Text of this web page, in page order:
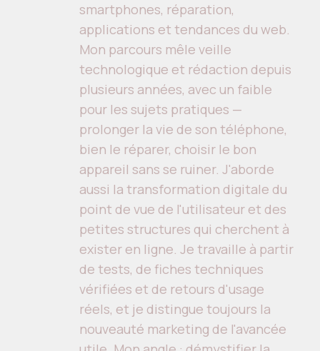
smartphones, réparation,
applications et tendances du web.
Mon parcours mêle veille
technologique et rédaction depuis
plusieurs années, avec un faible
pour les sujets pratiques —
prolonger la vie de son téléphone,
bien le réparer, choisir le bon
appareil sans se ruiner. J'aborde
aussi la transformation digitale du
point de vue de l'utilisateur et des
petites structures qui cherchent à
exister en ligne. Je travaille à partir
de tests, de fiches techniques
vérifiées et de retours d'usage
réels, et je distingue toujours la
nouveauté marketing de l'avancée